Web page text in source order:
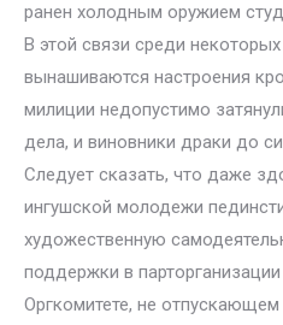
ранен холодным оружием
В этой связи среди
вынашиваются настроения
милиции недопустимо
дела, и виновники драки до
Следует сказать, что даже
ингушской молодежи
художественную
поддержки в парторганизации
Оргкомитете, не